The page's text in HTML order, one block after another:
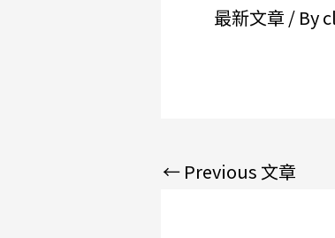
最新文章 / By
← Previous 文章